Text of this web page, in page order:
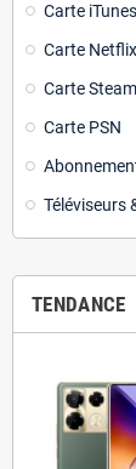
Carte
Carte Netflix
Carte Steam
Carte PSN
Téléviseurs
TENDANCE